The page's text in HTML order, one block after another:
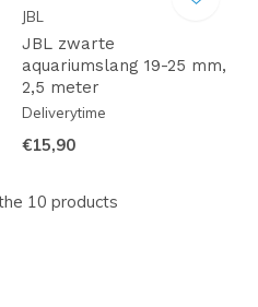
JBL
JBL zwarte
aquariumslang 19-25 mm,
2,5 meter
Deliverytime
€15,90
10 products